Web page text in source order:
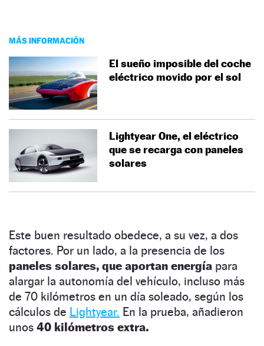
MÁS INFORMACIÓN
El sueño imposible del coche
eléctrico movido por el sol
Lightyear One, el eléctrico
que se recarga con paneles
solares
Este buen resultado obedece, a su vez, a dos
factores. Por un lado, a la presencia de los
paneles solares, que aportan energía para
alargar la autonomía del vehículo, incluso más
de 70 kilómetros en un día soleado, según los
cálculos de Lightyear. En la prueba, añadieron
unos 40 kilómetros extra.